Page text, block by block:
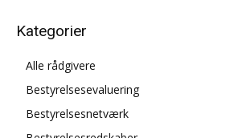
Kategorier
Alle rådgivere
Bestyrelsesevaluering
Bestyrelsesnetværk